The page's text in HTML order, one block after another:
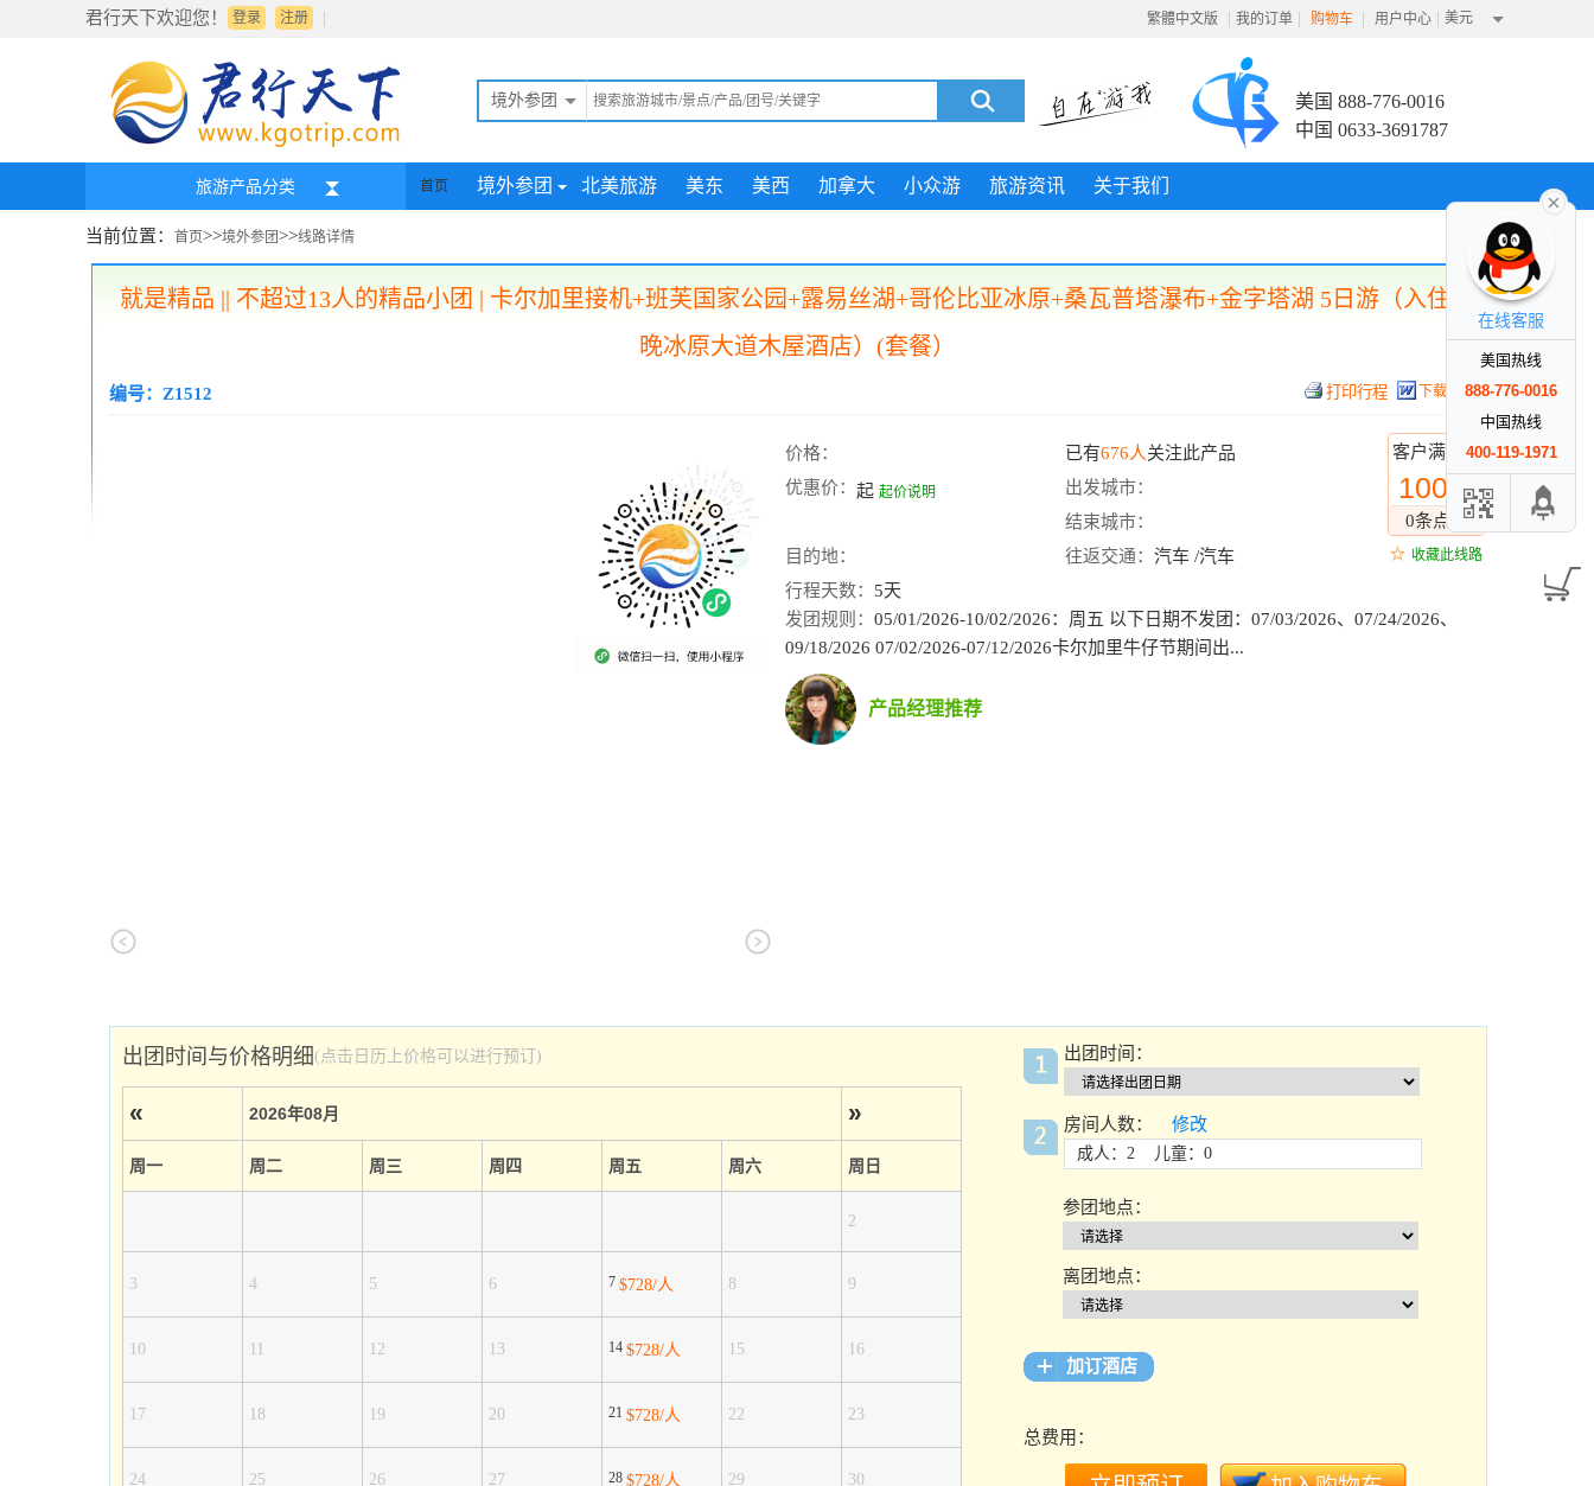
君行天下欢迎您！ 登录 |
注册 繁體中文版 | 我的订单 | 购物车 | 用户中心 | 美元
境外参团
美国 888-776-0016
中国 0633-3691787
旅游产品分类 首页 境外参团 北美旅游 美东 美西 加拿大 小众游 旅游资讯 关于我们
当前位置： 首页>>境外参团>>线路详情
就是精品 || 不超过13人的精品小团 | 卡尔加里接机+班芙国家公园+露易丝湖+哥伦比亚冰原+桑瓦普塔瀑布+金字塔湖 5日游（入住一
晚冰原大道木屋酒店）(套餐）
编号：Z1512 下载行程
客户满意度
100%
0条点评
收藏此线路
价格： 已有676人关注此产品
优惠价： 起 起价说明
出发城市：
结束城市：
目的地：
往返交通： 汽车 /汽车
行程天数： 5天
发团规则： 05/01/2026-10/02/2026：周五 以下日期不发团：07/03/2026、07/24/2026、
09/18/2026 07/02/2026-07/12/2026卡尔加里牛仔节期间出...
产品经理推荐
出团时间与价格明细(点击日历上价格可以进行预订)
« 2026年08月 »
周一 周二 周三 周四 周五 周六 周日
2
3 4 5 6 7 $728/人 8 9
10 11 12 13 14 $728/人 15 16
17 18 19 20 21 $728/人 22 23
24 25 26 27 28 $728/人 29 30
出团时间：
房间人数： 修改
成人：2 儿童：0
参团地点：
离团地点：
加订酒店
总费用：
在线客服
美国热线
888-776-0016
中国热线
400-119-1971